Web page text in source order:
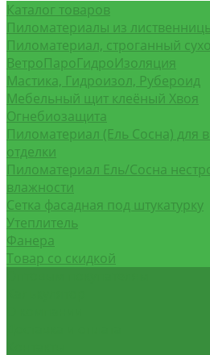
Каталог товаров
Пиломатериалы из
Пиломатериал, строганный
ВетроПароГидроИзоляция
Мастика, Гидроизол, Рубероид
Мебельный щит клеёный Хвоя
Огнебиозащита
Пиломатериал (Ель Сосна) для
отделки
Пиломатериал Ель/Сосна
влажности
Сетка фасадная под штукатурку
Утеплитель
Фанера
Товар со скидкой